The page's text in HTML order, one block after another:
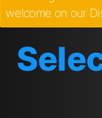
welcome on our